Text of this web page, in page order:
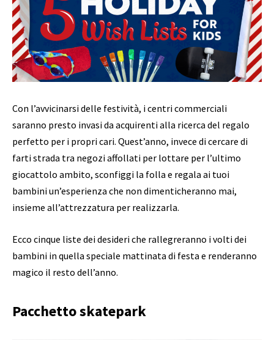
Con l’avvicinarsi delle festività, i centri commerciali
saranno presto invasi da acquirenti alla ricerca del regalo
perfetto per i propri cari. Quest’anno, invece di cercare di
farti strada tra negozi affollati per lottare per l’ultimo
giocattolo ambito, sconfiggi la folla e regala ai tuoi
bambini un’esperienza che non dimenticheranno mai,
insieme all’attrezzatura per realizzarla.
Ecco cinque liste dei desideri che rallegreranno i volti dei
bambini in quella speciale mattinata di festa e renderanno
magico il resto dell’anno.
Pacchetto skatepark